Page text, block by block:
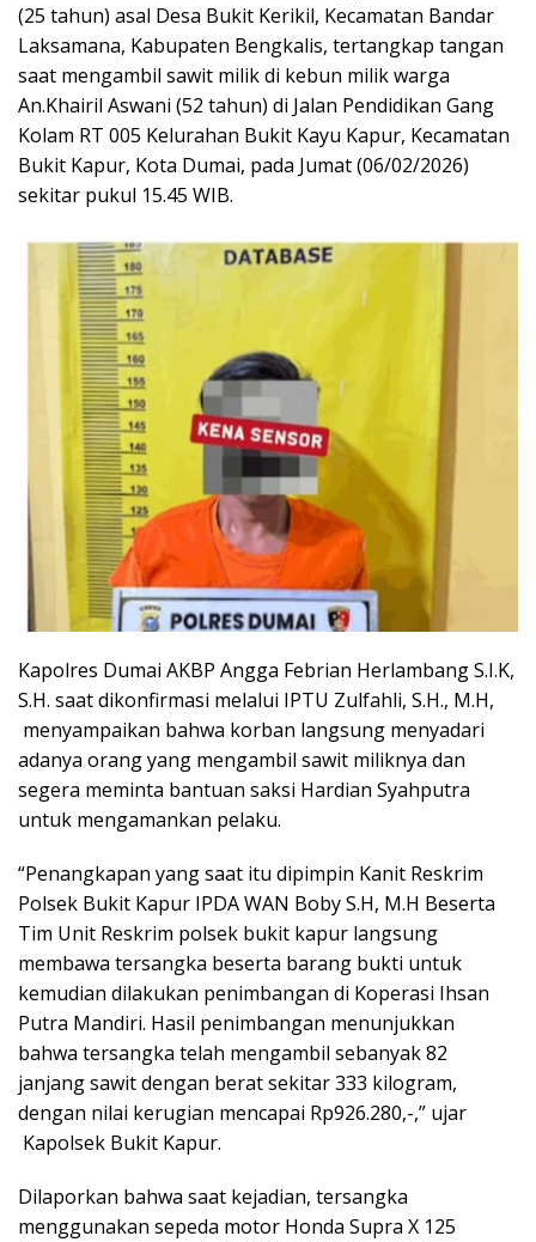
(25 tahun) asal Desa Bukit Kerikil, Kecamatan Bandar
Laksamana, Kabupaten Bengkalis, tertangkap tangan
saat mengambil sawit milik di kebun milik warga
An.Khairil Aswani (52 tahun) di Jalan Pendidikan Gang
Kolam RT 005 Kelurahan Bukit Kayu Kapur, Kecamatan
Bukit Kapur, Kota Dumai, pada Jumat (06/02/2026)
sekitar pukul 15.45 WIB.
Kapolres Dumai AKBP Angga Febrian Herlambang S.I.K,
S.H. saat dikonfirmasi melalui IPTU Zulfahli, S.H., M.H,
menyampaikan bahwa korban langsung menyadari
adanya orang yang mengambil sawit miliknya dan
segera meminta bantuan saksi Hardian Syahputra
untuk mengamankan pelaku.
“Penangkapan yang saat itu dipimpin Kanit Reskrim
Polsek Bukit Kapur IPDA WAN Boby S.H, M.H Beserta
Tim Unit Reskrim polsek bukit kapur langsung
membawa tersangka beserta barang bukti untuk
kemudian dilakukan penimbangan di Koperasi Ihsan
Putra Mandiri. Hasil penimbangan menunjukkan
bahwa tersangka telah mengambil sebanyak 82
janjang sawit dengan berat sekitar 333 kilogram,
dengan nilai kerugian mencapai Rp926.280,-,” ujar
Kapolsek Bukit Kapur.
Dilaporkan bahwa saat kejadian, tersangka
menggunakan sepeda motor Honda Supra X 125